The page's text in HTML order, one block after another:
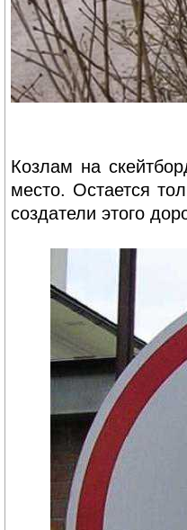
Козлам на
место. Остается
создатели этого